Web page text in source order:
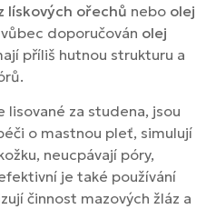
lískových ořechů nebo olej
doporučován olej
příliš hutnou strukturu a
lisované za studena, jsou
o mastnou pleť, simulují
neucpávají póry,
je také používání
činnost mazových žláz a